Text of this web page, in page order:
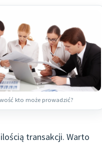
kto może prowadzić?
transakcji. Warto